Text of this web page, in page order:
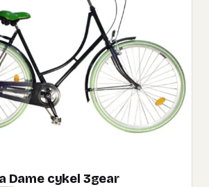
Dame cykel 3gear